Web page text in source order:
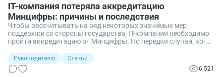
IT-компания потеряла аккредитацию
Минцифры: причины и последствия
Чтобы рассчитывать на ряд некоторых значимых мер
поддержки со стороны государства, IT-компании необходимо
пройти аккредитацию от Минцифры. Но нередки случаи, когда
причинам. Для некоторых организаций это является
существенным ударом по операционной деятельности,
поскольку они могут потерять ряд своих конкретных
Руководителю
Статьи
6 521